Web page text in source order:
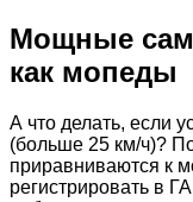
Мощные
как мопеды
А что делать, если
(больше 25 км/ч)?
приравниваются к
регистрировать в